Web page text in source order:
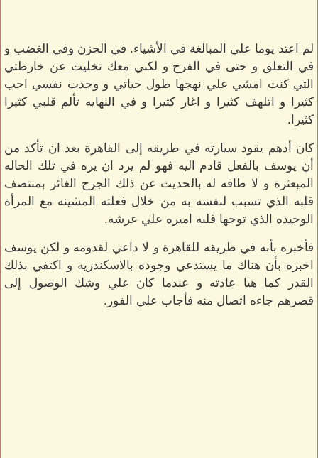
لم اعتد يوما علي المبالغة في الأشياء. في الحزن وفي الغضب و
في التعلق و حتى في الفرح و لكني معك تخليت عن خارطتي
التي كنت امشي علي نهجها طول حياتي و وجدت نفسي احب
كثيرا و اتلهف كثيرا و اغار كثيرا و في النهايه تألم قلبي كثيرا
كثيرا.
كان أدهم يقود سيارته في طريقه إلى القاهرة بعد ان تأكد من
أن يوسف بالفعل قادم اليه فهو لم يرد ان يره في تلك الحاله
المبعثرة و لا طاقه له بالحديث عن ذلك الجرح الغائر بمنتصف
قلبه الذي تسبب لنفسه به من خلال فعلته المشينه مع المرأة
الوحيده الذي توجها قلبه اميره علي عرشه.
فأخبره بأنه في طريقه للقاهرة و لا داعي لقدومه و لكن يوسف
اخبره بأن هناك ما يستدعي وجوده بالاسكندريه و اكتفي بذلك
القدر كما هيا عادته و عندما كان علي وشك الوصول إلى
قصرهم جاءه اتصال منه فأجاب علي الفور.